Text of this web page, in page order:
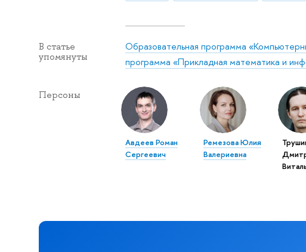
В статье
упомянуты
Образовательная программа
программа «Прикладная математика и
Персоны
Авдеев Роман
Сергеевич
Ремезова Юлия
Валериевна